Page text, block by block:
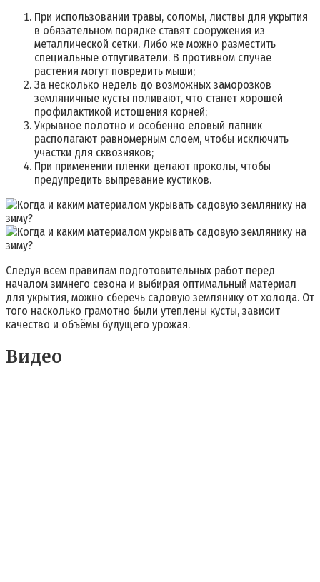
При использовании травы, соломы, листвы для укрытия
в обязательном порядке ставят сооружения из
металлической сетки. Либо же можно разместить
специальные отпугиватели. В противном случае
растения могут повредить мыши;
За несколько недель до возможных заморозков
земляничные кусты поливают, что станет хорошей
профилактикой истощения корней;
Укрывное полотно и особенно еловый лапник
располагают равномерным слоем, чтобы исключить
участки для сквозняков;
При применении плёнки делают проколы, чтобы
предупредить выпревание кустиков.
Следуя всем правилам подготовительных работ перед
началом зимнего сезона и выбирая оптимальный материал
для укрытия, можно сберечь садовую землянику от холода. От
того насколько грамотно были утеплены кусты, зависит
качество и объёмы будущего урожая.
Видео